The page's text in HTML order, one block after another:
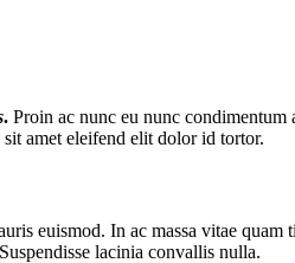
. Proin ac nunc eu nunc condimentum
amet eleifend elit dolor id tortor.
euismod. In ac massa vitae
lacinia convallis nulla.